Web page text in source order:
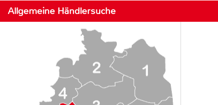
Allgemeine Händlersuche